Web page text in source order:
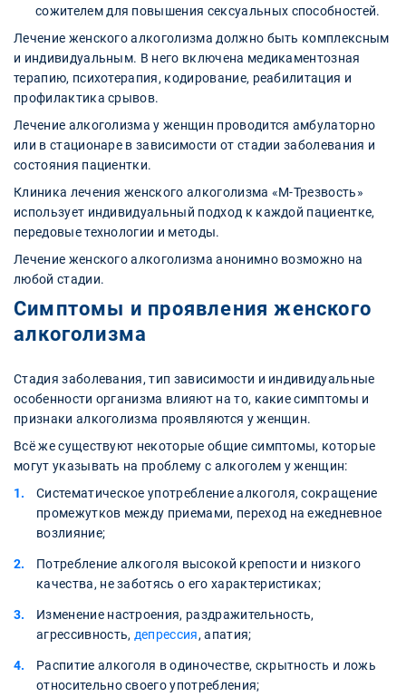
сожителем для повышения сексуальных способностей.
Лечение женского алкоголизма должно быть комплексным
и индивидуальным. В него включена медикаментозная
терапию, психотерапия, кодирование, реабилитация и
профилактика срывов.
Лечение алкоголизма у женщин проводится амбулаторно
или в стационаре в зависимости от стадии заболевания и
состояния пациентки.
Клиника лечения женского алкоголизма «М-Трезвость»
использует индивидуальный подход к каждой пациентке,
передовые технологии и методы.
Лечение женского алкоголизма анонимно возможно на
любой стадии.
Симптомы и проявления женского
алкоголизма
Стадия заболевания, тип зависимости и индивидуальные
особенности организма влияют на то, какие симптомы и
признаки алкоголизма проявляются у женщин.
Всё же существуют некоторые общие симптомы, которые
могут указывать на проблему с алкоголем у женщин:
Систематическое употребление алкоголя, сокращение
промежутков между приемами, переход на ежедневное
возлияние;
Потребление алкоголя высокой крепости и низкого
качества, не заботясь о его характеристиках;
Изменение настроения, раздражительность,
агрессивность, депрессия, апатия;
Распитие алкоголя в одиночестве, скрытность и ложь
относительно своего употребления;